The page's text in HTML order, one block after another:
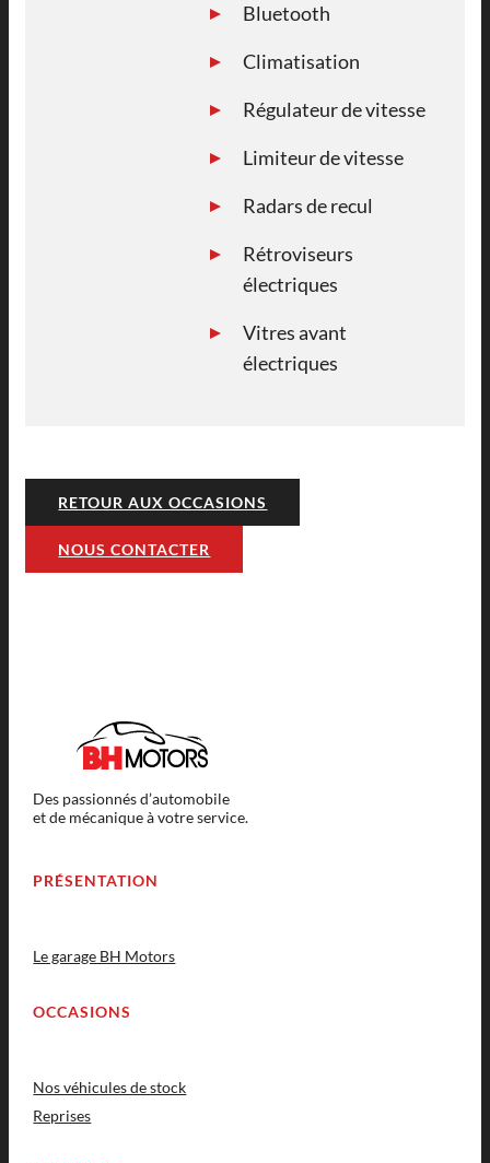
Bluetooth
Climatisation
Régulateur de vitesse
Limiteur de vitesse
Radars de recul
Rétroviseurs
électriques
Vitres avant
électriques
RETOUR AUX OCCASIONS
NOUS CONTACTER
Des passionnés d’automobile
et de mécanique à votre service.
PRÉSENTATION
Le garage BH Motors
OCCASIONS
Nos véhicules de stock
Reprises